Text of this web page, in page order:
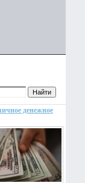
денежное